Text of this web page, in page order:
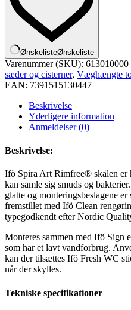
ØnskelisteØnskeliste
Varenummer (SKU): 613010000
sæder og cisterner, Væghængte
EAN: 7391515130447
Beskrivelse
Yderligere information
Anmeldelser (0)
Beskrivelse:
Ifö Spira Art Rimfree® skålen er
kan samle sig smuds og
glatte og monteringsbeslagene
fremstillet med Ifö Clean
typegodkendt efter Nordic
Monteres sammen med Ifö Sign
som har et lavt vandforbrug.
kan der tilsættes Ifö Fresh WC
når der skylles.
Tekniske specifikationer